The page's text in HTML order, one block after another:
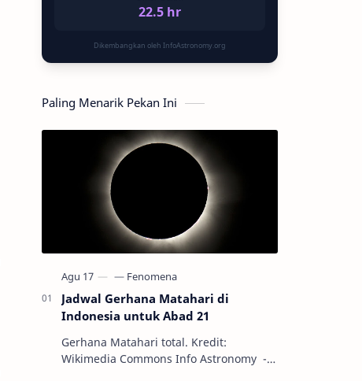
22.5 hr
Dikembangkan oleh InfoAstronomy.org
Paling Menarik Pekan Ini
Jadwal Gerhana Matahari di
Indonesia untuk Abad 21
Gerhana Matahari total. Kredit:
Wikimedia Commons Info Astronomy -